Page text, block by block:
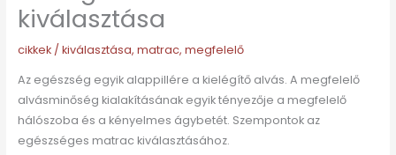
kiválasztása
cikkek/ kiválasztása, matrac, megfelelő
Az egészség egyik alappillére a kielégítő alvás. A megfelelő
alvásminőség kialakításának egyik tényezője a megfelelő
hálószoba és a kényelmes ágybetét. Szempontok az
egészséges matrac kiválasztásához.